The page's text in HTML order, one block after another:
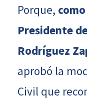
Porque,
Presidente
Rodríguez
aprobó la
Civil que